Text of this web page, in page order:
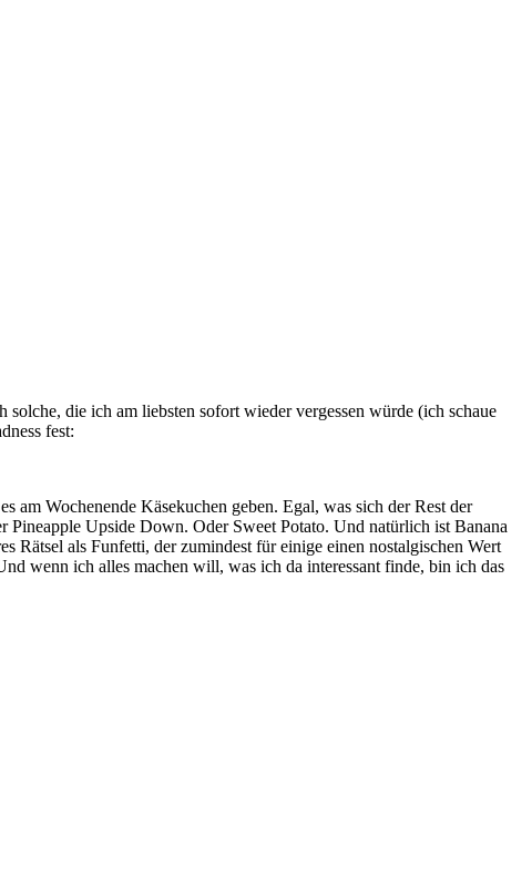
die ich am liebsten sofort wieder vergessen würde (ich schaue
fest:
am Wochenende Käsekuchen geben. Egal, was sich der Rest der
Upside Down. Oder Sweet Potato. Und natürlich ist Banana
Rätsel als Funfetti, der zumindest für einige einen nostalgischen Wert
wenn ich alles machen will, was ich da interessant finde, bin ich das